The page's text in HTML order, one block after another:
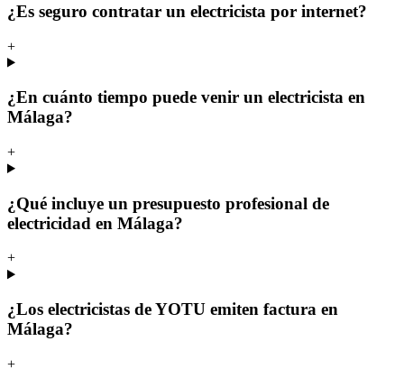
¿Es seguro contratar un electricista por internet?
+
¿En cuánto tiempo puede venir un electricista en
Málaga?
+
¿Qué incluye un presupuesto profesional de
electricidad en Málaga?
+
¿Los electricistas de YOTU emiten factura en
Málaga?
+